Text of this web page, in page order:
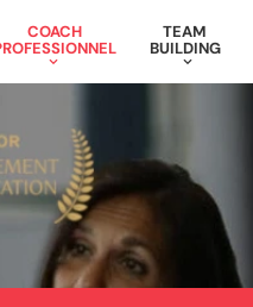
COACH
TEAM
BUILDING